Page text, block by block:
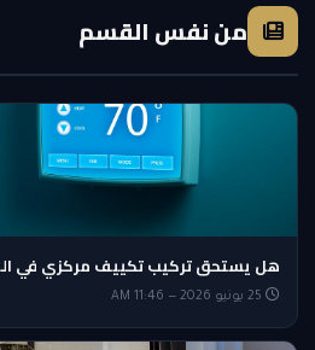
من نفس القسم
هل يستحق تركيب تكييف مركزي في